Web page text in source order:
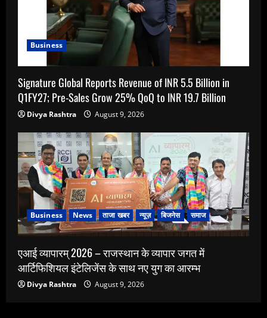
Business
Signature Global Reports Revenue of INR 5.5 Billion in
Q1FY27; Pre-Sales Grow 25% QoQ to INR 19.7 Billion
Divya Rashtra August 9, 2026
Business News ताजा खबर न्यूज़ बिजनेस समाज
एआई व्यापारम् 2026 – राजस्थान के व्यापार जगत में
आर्टिफिशियल इंटेलिजेंस के साथ नए युग का आरम्भ
Divya Rashtra August 9, 2026